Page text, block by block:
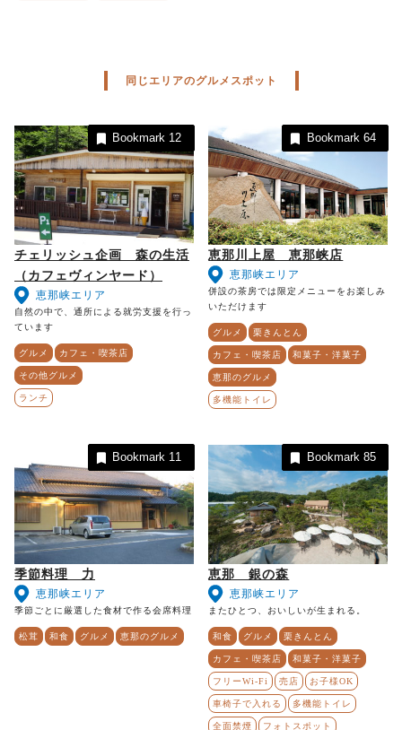
同じエリアのグルメスポット
チェリッシュ企画 森の生活
（カフェヴィンヤード）
恵那峡エリア
自然の中で、通所による就労支援を行っ
ています
グルメ カフェ・喫茶店
その他グルメ
ランチ
Bookmark 12
恵那川上屋 恵那峡店
恵那峡エリア
併設の茶房では限定メニューをお楽しみ
いただけます
グルメ 栗きんとん
カフェ・喫茶店 和菓子・洋菓子
恵那のグルメ
多機能トイレ
Bookmark 64
季節料理 力
恵那峡エリア
季節ごとに厳選した食材で作る会席料理
松茸 和食 グルメ 恵那のグルメ
Bookmark 11
恵那 銀の森
恵那峡エリア
またひとつ、おいしいが生まれる。
和食 グルメ 栗きんとん
カフェ・喫茶店 和菓子・洋菓子
フリーWi-Fi 売店 お子様OK
車椅子で入れる 多機能トイレ
全面禁煙 フォトスポット
Bookmark 85